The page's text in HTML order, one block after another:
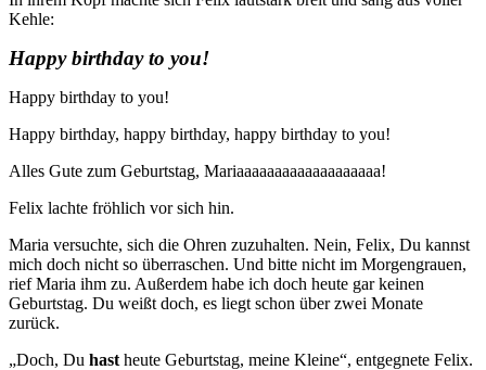
Kehle:
Happy birthday to you!
Happy birthday to you!
Happy birthday, happy birthday, happy birthday to you!
Alles Gute zum Geburtstag, Mariaaaaaaaaaaaaaaaaaaa!
Felix lachte fröhlich vor sich hin.
Maria versuchte, sich die Ohren zuzuhalten. Nein, Felix, Du kannst
mich doch nicht so überraschen. Und bitte nicht im Morgengrauen,
rief Maria ihm zu. Außerdem habe ich doch heute gar keinen
Geburtstag. Du weißt doch, es liegt schon über zwei Monate
zurück.
„Doch, Du hast heute Geburtstag, meine Kleine“, entgegnete Felix.